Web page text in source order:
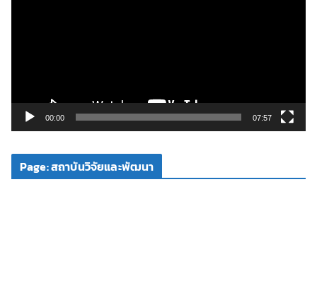
ดี
โ
00:00 07:57
Page: สถาบันวิจัยและพัฒนา